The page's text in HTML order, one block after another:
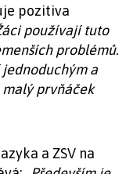
pozitiva
používají tuto
problémů.
a
prvňáček
a ZSV na